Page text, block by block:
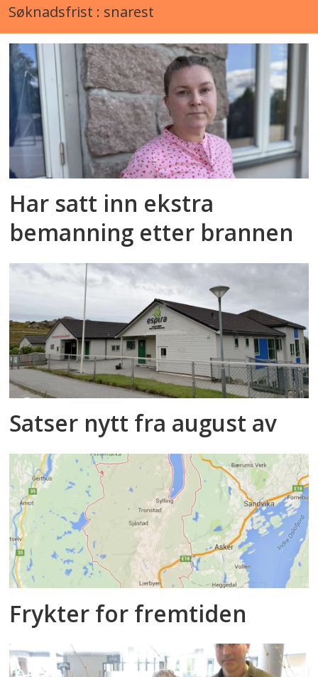
Søknadsfrist : snarest
Har satt inn ekstra
bemanning etter brannen
Satser nytt fra august av
Frykter for fremtiden